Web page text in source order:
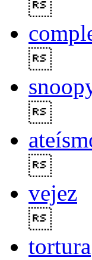
vejez
tortura